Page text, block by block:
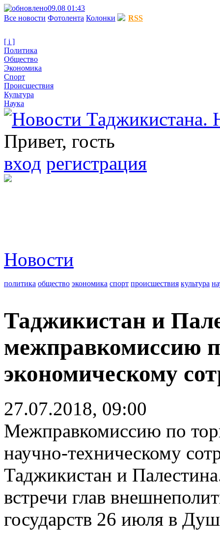
09.08 01:43
Все новости Фотолента Колонки RSS
[ i ]
Политика
Общество
Экономика
Спорт
Происшествия
Культура
Наука
Привет, гость
вход регистрация
Новости
политика общество экономика спорт происшествия культура
Таджикистан и
межправкомиссию
экономическому
27.07.2018, 09:00
Межправкомиссию по
научно-техническому
Таджикистан и
встречи глав
государств 26 июля в